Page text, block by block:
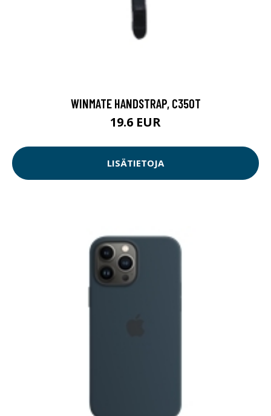
WINMATE HANDSTRAP, C350T
19.6 EUR
LISÄTIETOJA